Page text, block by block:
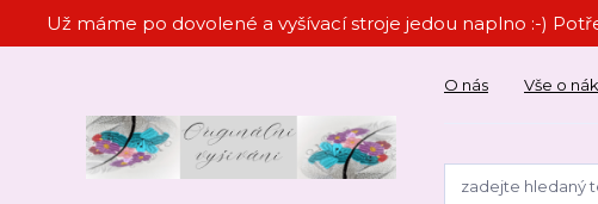
Už máme po dovolené a vyšívací stroje jedou naplno :-)
O nás Vše o